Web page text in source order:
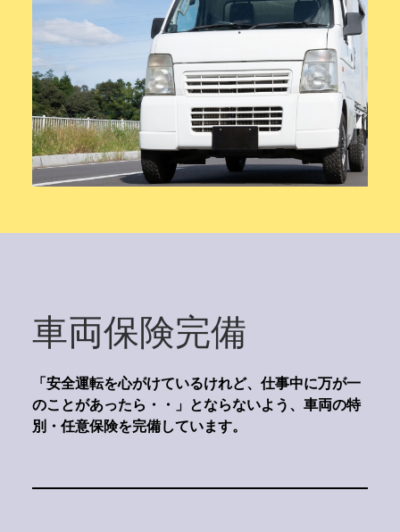
車両保険完備
「安全運転を心がけているけれど、仕事中に万が一
のことがあったら・・」とならないよう、車両の特
別・任意保険を完備しています。